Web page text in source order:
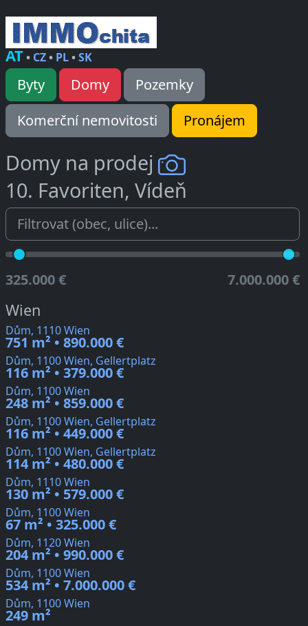
AT• CZ• PL•SK
Byty Domy
Pozemky
Komerční nemovitosti
Pronájem
Domy na prodej
10. Favoriten, Vídeň
325.000 € 7.000.000 €
Wien
Dům, 1110 Wien
751 m² • 890.000 €
Dům, 1100 Wien, Gellertplatz
116 m² • 379.000 €
Dům, 1100 Wien
248 m² • 859.000 €
Dům, 1100 Wien, Gellertplatz
116 m² • 449.000 €
Dům, 1100 Wien, Gellertplatz
114 m² • 480.000 €
Dům, 1110 Wien
130 m² • 579.000 €
Dům, 1100 Wien
67 m² • 325.000 €
Dům, 1120 Wien
204 m² • 990.000 €
Dům, 1100 Wien
534 m² • 7.000.000 €
Dům, 1100 Wien
249 m²